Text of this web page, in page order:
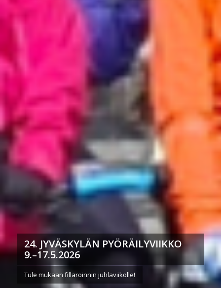
24. JYVÄSKYLÄN PYÖRÄILYVIIKKO
9.–17.5.2026
Tule mukaan fillaroinnin juhlaviikolle!